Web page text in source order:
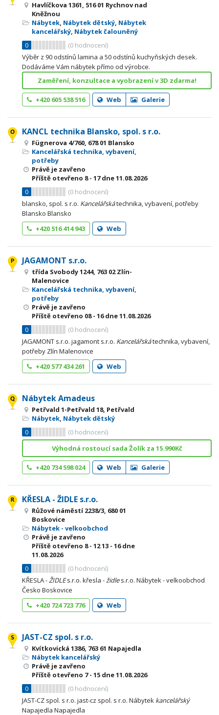
Havlíčkova 1361, 516 01 Rychnov nad
Kněžnou
Nábytek, Nábytek dětský, Nábytek
kancelářský, Nábytek čalouněný
0
(0 hodnocení)
Výběr z 90 odstínů lamina a 50 odstínů kuchyňských desek.
Dodáváme Vám nábytek přímo od výrobce.
Zaměření, konzultace a vyobrazení v 3D zdarma!
+420 605 538 516 Web Galerie
KANCL technika Blansko, spol. s r.o.
Fügnerova 4/760, 678 01 Blansko
Kancelářská technika, vybavení,
potřeby
Právě je zavřeno
Příště otevřeno 8 - 17dne 11.08.2026
0
(0 hodnocení)
blansko, spol. s r.o. Kancelářskátechnika, vybavení, potřeby
Blansko Blansko
+420 516 414 943
Web
JAGAMONT s.r.o.
třída Svobody 1244, 763 02 Zlín-
Malenovice
Kancelářská technika, vybavení,
potřeby
Právě je zavřeno
Příště otevřeno 08 - 16dne 11.08.2026
0
(0 hodnocení)
JAGAMONT s.r.o. jagamont s.r.o. Kancelářskátechnika, vybavení,
potřeby Zlín Malenovice
+420 577 434 261
Web
Nábytek Amadeus
Petřvald 1-Petřvald 18, Petřvald
Nábytek, Nábytek dětský
0
(0 hodnocení)
Výhodná rostoucí sada Žolík za 15.990Kč
+420 734 598 024 Web Galerie
KŘESLA - ŽIDLE s.r.o.
Růžové náměstí 2238/3, 680 01
Boskovice
Nábytek - velkoobchod
Právě je zavřeno
Příště otevřeno 8 - 1213 - 16dne
11.08.2026
0
(0 hodnocení)
KŘESLA -ŽIDLEs.r.o. křesla -židles.r.o. Nábytek - velkoobchod
Česko Boskovice
+420 724 723 776
Web
JAST-CZ spol. s r.o.
Kvítkovická 1386, 763 61 Napajedla
Nábytek kancelářský
Právě je zavřeno
Příště otevřeno 7 - 15 dne 11.08.2026
0
(0 hodnocení)
JAST-CZ spol. s r.o. jast-cz spol. s r.o. Nábytek kancelářský
Napajedla Napajedla